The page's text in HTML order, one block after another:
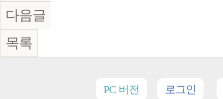
다음글
목록
PC 버전 로그인